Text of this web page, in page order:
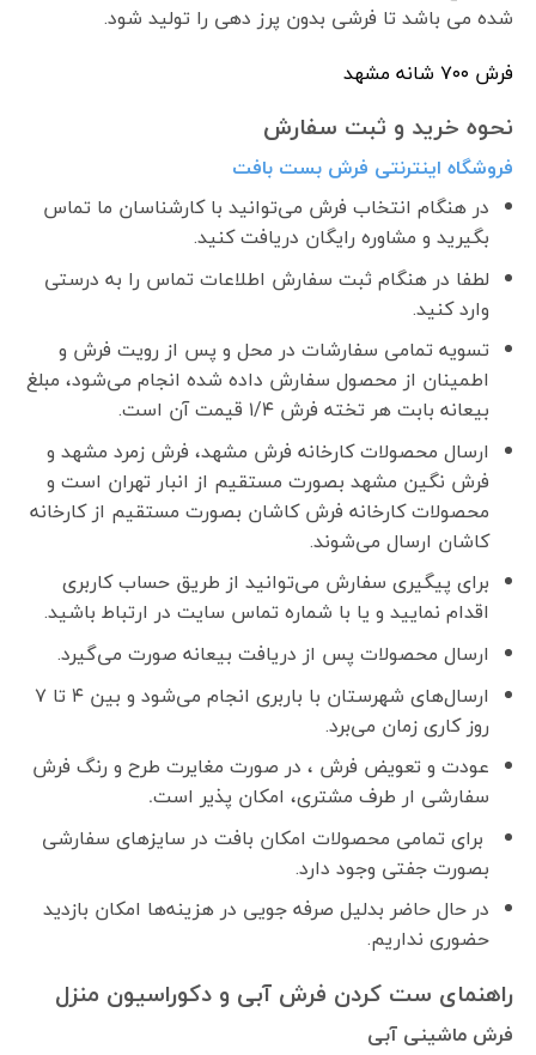
شده می باشد تا فرشی بدون پرز دهی را تولید شود.
فرش ٧٠٠ شانه مشهد
نحوه خرید و ثبت سفارش
فروشگاه اینترنتی فرش بست بافت
در هنگام انتخاب فرش می‌توانید با کارشناسان ما تماس
بگیرید و مشاوره رایگان دریافت کنید.
لطفا در هنگام ثبت سفارش اطلاعات تماس را به درستی
وارد کنید.
تسویه تمامی سفارشات در محل و پس از رویت فرش و
اطمینان از محصول سفارش داده شده انجام می‌شود، مبلغ
بیعانه بابت هر تخته فرش ۱/۴ قیمت آن است.
ارسال محصولات کارخانه فرش مشهد، فرش زمرد مشهد و
فرش نگین مشهد بصورت مستقیم از انبار تهران است و
محصولات کارخانه فرش کاشان بصورت مستقیم از کارخانه
کاشان ارسال می‌شوند.
برای پیگیری سفارش می‌توانید از طریق حساب کاربری
اقدام نمایید و یا با شماره تماس سایت در ارتباط باشید.
ارسال محصولات پس از دریافت بیعانه صورت می‌گیرد.
ارسال‌های شهرستان با باربری انجام می‌شود و بین ۴ تا ۷
روز کاری زمان می‌برد.
عودت و تعویض فرش ، در صورت مغایرت طرح و رنگ فرش
سفارشی ار طرف مشتری، امکان پذیر است.
برای تمامی محصولات امکان بافت در سایزهای سفارشی
بصورت جفتی وجود دارد.
در حال حاضر بدلیل صرفه جویی در هزینه‌ها امکان بازدید
حضوری نداریم.
راهنمای ست کردن فرش آبی و دکوراسیون منزل
فرش ماشینی آبی